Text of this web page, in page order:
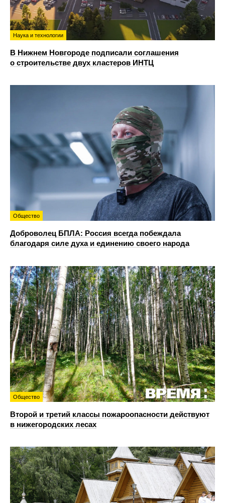
Наука и технологии
В Нижнем Новгороде подписали соглашения
о строительстве двух кластеров ИНТЦ
Общество
Доброволец БПЛА: Россия всегда побеждала
благодаря силе духа и единению своего народа
Общество
Второй и третий классы пожароопасности действуют
в нижегородских лесах